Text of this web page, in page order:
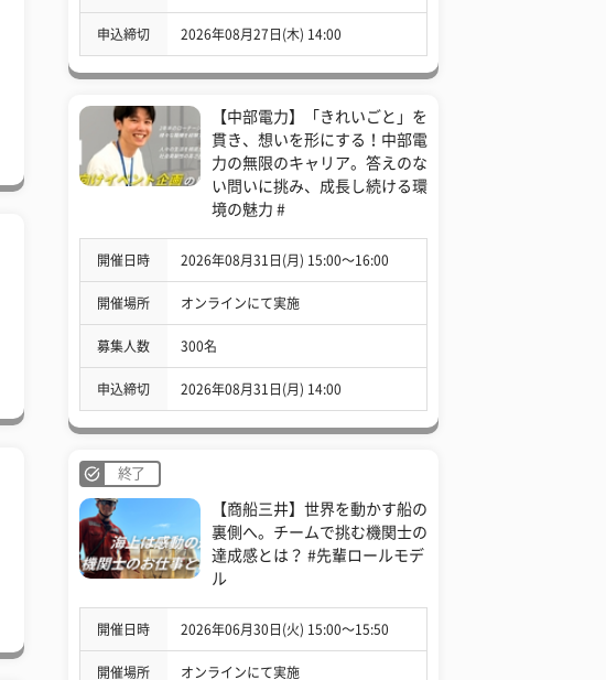
申込締切 2026年08月27日(木) 14:00
【中部電力】「きれいごと」を
貫き、想いを形にする！中部電
力の無限のキャリア。答えのな
い問いに挑み、成長し続ける環
境の魅力 #
開催日時 2026年08月31日(月) 15:00〜16:00
開催場所 オンラインにて実施
募集人数 300名
申込締切 2026年08月31日(月) 14:00
終了
【商船三井】世界を動かす船の
裏側へ。チームで挑む機関士の
達成感とは？ #先輩ロールモデ
ル
開催日時 2026年06月30日(火) 15:00〜15:50
開催場所 オンラインにて実施